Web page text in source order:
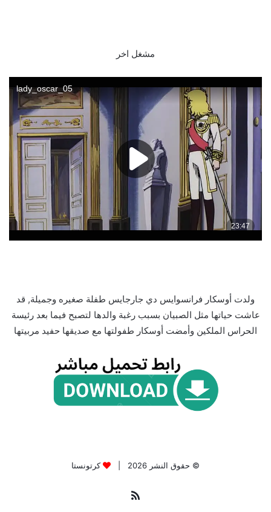
مشغل اخر
ولدت أوسكار فرانسوايس دي جارجايس طفلة صغيره وجميلة, قد
عاشت حياتها مثل الصبيان بسبب رغبة والدها لتصبح فيما بعد رئيسة
الحراس الملكين وأمضت أوسكار طفولتها مع صديقها حفيد مربيتها
© حقوق النشر 2026 | كرتونستا
ملخص